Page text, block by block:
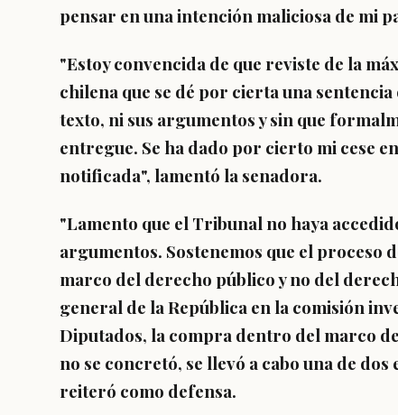
pensar en una intención maliciosa de mi
"Estoy convencida de que reviste de la
chilena que se dé por cierta una
texto, ni sus argumentos y sin que
entregue. Se ha dado por cierto mi cese
notificada", lamentó la senadora.
"Lamento que el Tribunal no haya
argumentos. Sostenemos que el proceso
marco del derecho público y no del
general de la República en la comisión
Diputados, la compra dentro del marco
no se concretó, se llevó a cabo una de
reiteró como defensa.